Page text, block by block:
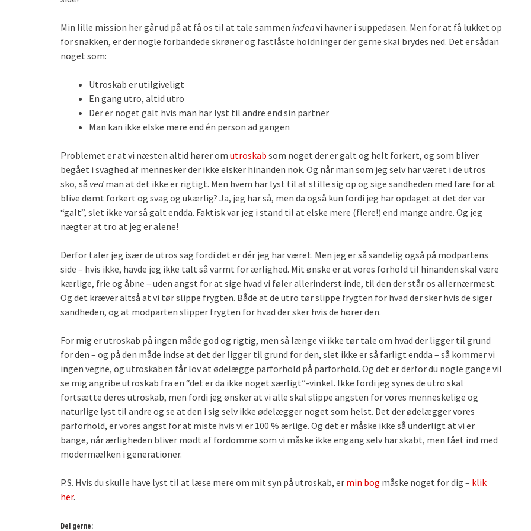
Min lille mission her går ud på at få os til at tale sammen indenvi havner i suppedasen. Men for at få lukket op
for snakken, er der nogle forbandede skrøner og fastlåste holdninger der gerne skal brydes ned. Det er sådan
noget som:
Utroskab er utilgiveligt
En gang utro, altid utro
Der er noget galt hvis man har lyst til andre end sin partner
Man kan ikke elske mere end én person ad gangen
Problemet er at vi næsten altid hører om utroskab som noget der er galt og helt forkert, og som bliver
begået i svaghed af mennesker der ikke elsker hinanden nok. Og når man som jeg selv har været i de utros
sko, så ved man at det ikke er rigtigt. Men hvem har lyst til at stille sig op og sige sandheden med fare for at
blive dømt forkert og svag og ukærlig? Ja, jeg har så, men da også kun fordi jeg har opdaget at det der var
“galt”, slet ikke var så galt endda. Faktisk var jeg i stand til at elske mere (flere!) end mange andre. Og jeg
nægter at tro at jeg er alene!
Derfor taler jeg især de utros sag fordi det er dér jeg har været. Men jeg er så sandelig også på modpartens
side – hvis ikke, havde jeg ikke talt så varmt for ærlighed. Mit ønske er at vores forhold til hinanden skal være
kærlige, frie og åbne – uden angst for at sige hvad vi føler allerinderst inde, til den der står os allernærmest.
Og det kræver altså at vi tør slippe frygten. Både at de utro tør slippe frygten for hvad der sker hvis de siger
sandheden, og at modparten slipper frygten for hvad der sker hvis de hører den.
For mig er utroskab på ingen måde god og rigtig, men så længe vi ikke tør tale om hvad der ligger til grund
for den – og på den måde indse at det der ligger til grund for den, slet ikke er så farligt endda – så kommer vi
ingen vegne, og utroskaben får lov at ødelægge parforhold på parforhold. Og det er derfor du nogle gange vil
se mig angribe utroskab fra en “det er da ikke noget særligt”-vinkel. Ikke fordi jeg synes de utro skal
fortsætte deres utroskab, men fordi jeg ønsker at vi alle skal slippe angsten for vores menneskelige og
naturlige lyst til andre og se at den i sig selv ikke ødelægger noget som helst. Det der ødelægger vores
parforhold, er vores angst for at miste hvis vi er 100 % ærlige. Og det er måske ikke så underligt at vi er
bange, når ærligheden bliver mødt af fordomme som vi måske ikke engang selv har skabt, men fået ind med
modermælken i generationer.
P.S. Hvis du skulle have lyst til at læse mere om mit syn på utroskab, er min bog måske noget for dig – klik
her.
Del gerne: